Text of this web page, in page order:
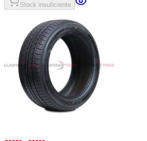
Stock insuficiente